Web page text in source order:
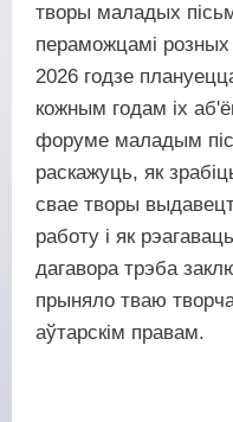
творы маладых
пераможцамі розных
2026 годзе
кожным годам іх
форуме маладым
раскажуць, як
свае творы
работу і як
дагавора трэба
прыняло тваю
аўтарскім правам.